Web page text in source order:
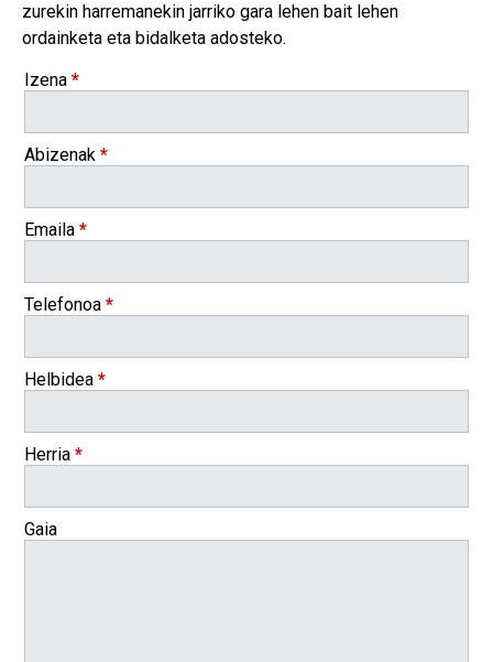
zurekin harremanekin jarriko gara lehen bait lehen
ordainketa eta bidalketa adosteko.
Izena *
Abizenak *
Emaila *
Telefonoa *
Helbidea *
Herria *
Gaia